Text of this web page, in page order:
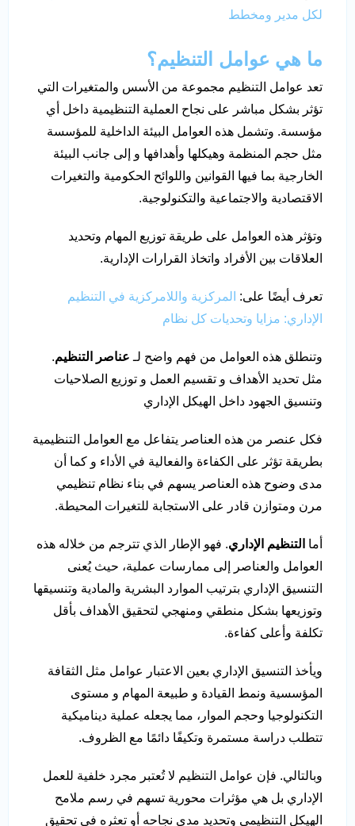
لكل مدير ومخطط
ما هي عوامل التنظيم؟
تعد عوامل التنظيم مجموعة من الأسس والمتغيرات التي
تؤثر بشكل مباشر على نجاح العملية التنظيمية داخل أي
مؤسسة. وتشمل هذه العوامل البيئة الداخلية للمؤسسة
مثل حجم المنظمة وهيكلها وأهدافها و إلى جانب البيئة
الخارجية بما فيها القوانين واللوائح الحكومية والتغيرات
الاقتصادية والاجتماعية والتكنولوجية.
وتؤثر هذه العوامل على طريقة توزيع المهام وتحديد
العلاقات بين الأفراد واتخاذ القرارات الإدارية.
تعرف أيضًا على: المركزية واللامركزية في التنظيم
الإداري: مزايا وتحديات كل نظام
وتنطلق هذه العوامل من فهم واضح لـ عناصر التنظيم.
مثل تحديد الأهداف و تقسيم العمل و توزيع الصلاحيات
وتنسيق الجهود داخل الهيكل الإداري
فكل عنصر من هذه العناصر يتفاعل مع العوامل التنظيمية
بطريقة تؤثر على الكفاءة والفعالية في الأداء و كما أن
مدى وضوح هذه العناصر يسهم في بناء نظام تنظيمي
مرن ومتوازن قادر على الاستجابة للتغيرات المحيطة.
أما التنظيم الإداري. فهو الإطار الذي تترجم من خلاله هذه
العوامل والعناصر إلى ممارسات عملية، حيث يُعنى
التنسيق الإداري بترتيب الموارد البشرية والمادية وتنسيقها
وتوزيعها بشكل منطقي ومنهجي لتحقيق الأهداف بأقل
تكلفة وأعلى كفاءة.
ويأخذ التنسيق الإداري بعين الاعتبار عوامل مثل الثقافة
المؤسسية ونمط القيادة و طبيعة المهام و مستوى
التكنولوجيا وحجم الموار، مما يجعله عملية ديناميكية
تتطلب دراسة مستمرة وتكيفًا دائمًا مع الظروف.
وبالتالي. فإن عوامل التنظيم لا تُعتبر مجرد خلفية للعمل
الإداري بل هي مؤثرات محورية تسهم في رسم ملامح
الهيكل التنظيمي وتحديد مدى نجاحه أو تعثره في تحقيق